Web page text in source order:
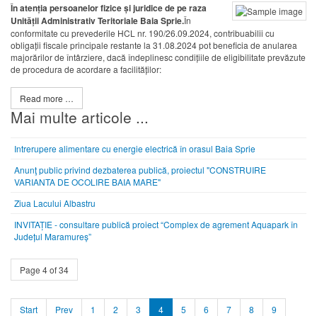
În atenția persoanelor fizice și juridice de pe raza
Unității Administrativ Teritoriale Baia Sprie.În
conformitate cu prevederile HCL nr. 190/26.09.2024, contribuabilii cu
obligații fiscale principale restante la 31.08.2024 pot beneficia de anularea
majorărilor de întârziere, dacă îndeplinesc condițiile de eligibilitate prevăzute
de procedura de acordare a facilităților:
Read more …
Mai multe articole ...
Intrerupere alimentare cu energie electrică în orasul Baia Sprie
Anunţ public privind dezbaterea publică, proiectul "CONSTRUIRE
VARIANTA DE OCOLIRE BAIA MARE"
Ziua Lacului Albastru
INVITAȚIE - consultare publică proiect “Complex de agrement Aquapark în
Județul Maramureș”
Page 4 of 34
Start Prev 1 2 3 4 5 6 7 8 9